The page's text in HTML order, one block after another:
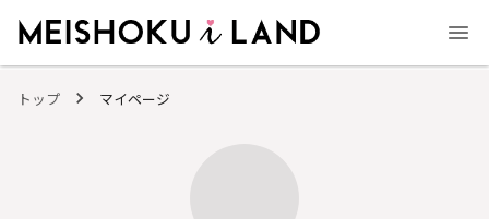
トップ マイページ